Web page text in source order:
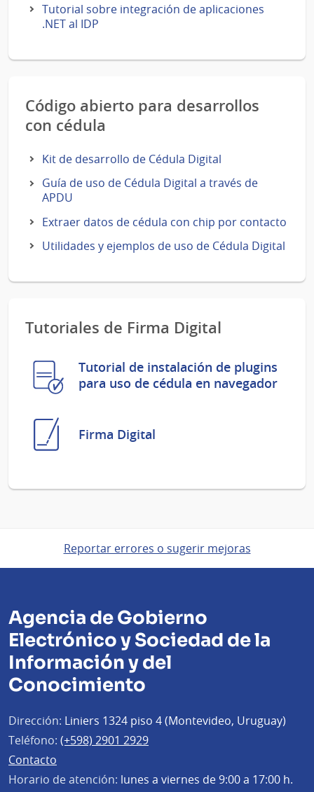
Tutorial sobre integración de aplicaciones
.NET al IDP
Código abierto para desarrollos
con cédula
Kit de desarrollo de Cédula Digital
Guía de uso de Cédula Digital a través de
APDU
Extraer datos de cédula con chip por contacto
Utilidades y ejemplos de uso de Cédula Digital
Tutoriales de Firma Digital
Tutorial de instalación de plugins
para uso de cédula en navegador
Firma Digital
Reportar errores o sugerir mejoras
Agencia de Gobierno
Electrónico y Sociedad de la
Información y del
Conocimiento
Dirección: Liniers 1324 piso 4 (Montevideo, Uruguay)
Teléfono: (+598) 2901 2929
Contacto
Horario de atención: lunes a viernes de 9:00 a 17:00 h.